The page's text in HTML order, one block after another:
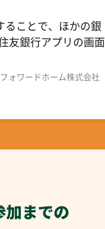
ることで、ほかの銀
友銀行アプリの画面
ォワードホーム株式会社